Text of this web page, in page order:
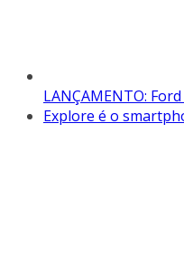
LANÇAMENTO:
Explore é o